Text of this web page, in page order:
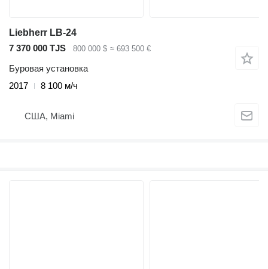
Liebherr LB-24
7 370 000 TJS
800 000 $ ≈ 693 500 €
Буровая установка
2017
8 100 м/ч
США, Miami